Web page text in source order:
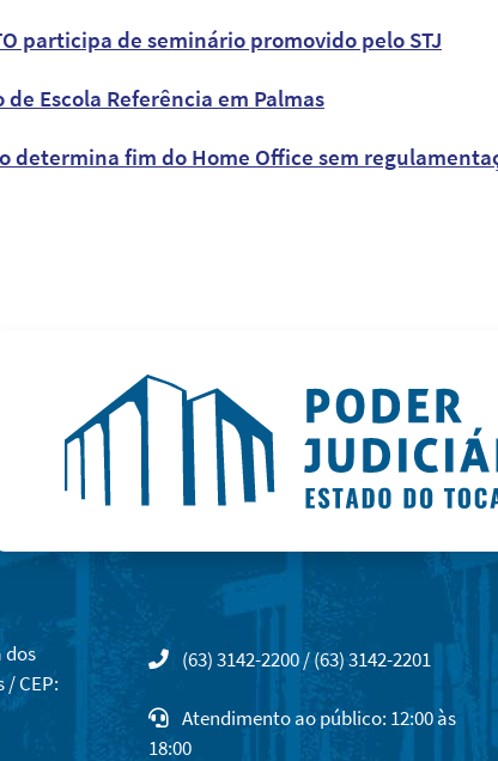
participa de seminário promovido pelo STJ
Escola Referência em Palmas
determina fim do Home Office sem
dos
CEP:
(63) 3142-2200 / (63) 3142-2201
Atendimento ao público: 12:00 às
18:00